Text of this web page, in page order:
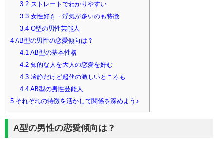
3.2ストレートでわかりやすい
3.3女性好き・浮気が多いのも特徴
3.4O型の男性芸能人
4 AB型の男性の恋愛傾向は？
4.1AB型の基本性格
4.2知的な人を大人の恋愛を好む
4.3冷静だけど起伏の激しいところも
4.4AB型の男性芸能人
5 それぞれの特徴を活かして関係を深めよう♪
A型の男性の恋愛傾向は？